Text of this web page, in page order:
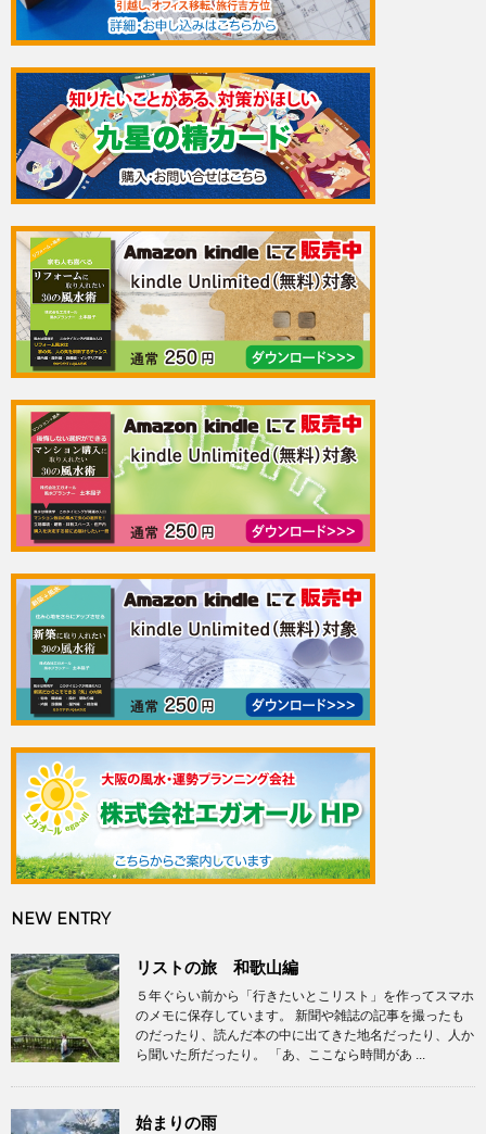
NEW ENTRY
リストの旅 和歌山編
５年ぐらい前から「行きたいとこリスト」を作ってスマホ
のメモに保存しています。 新聞や雑誌の記事を撮ったも
のだったり、読んだ本の中に出てきた地名だったり、人か
ら聞いた所だったり。 「あ、ここなら時間があ ...
始まりの雨